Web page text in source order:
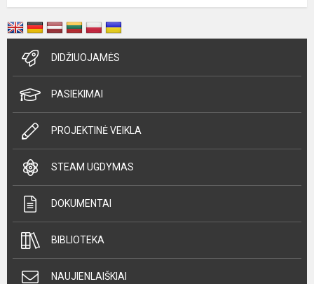
DIDŽIUOJAMĖS
PASIEKIMAI
PROJEKTINĖ VEIKLA
STEAM UGDYMAS
DOKUMENTAI
BIBLIOTEKA
NAUJIENLAIŠKIAI